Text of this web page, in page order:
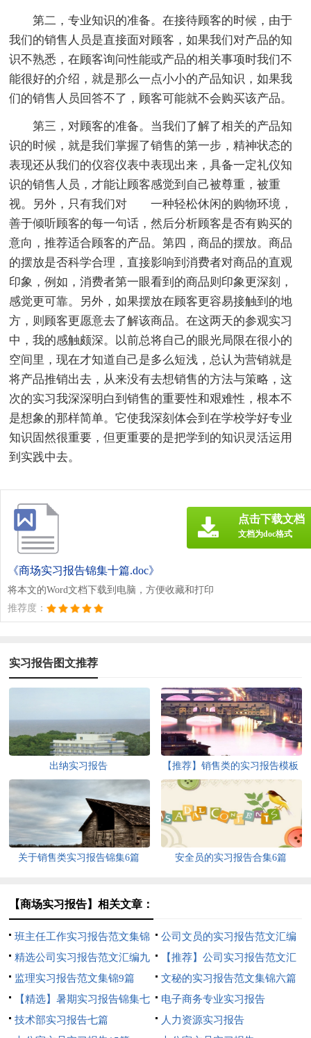
第二，专业知识的准备。在接待顾客的时候，由于
我们的销售人员是直接面对顾客，如果我们对产品的知
识不熟悉，在顾客询问性能或产品的相关事项时我们不
能很好的介绍，就是那么一点小小的产品知识，如果我
们的销售人员回答不了，顾客可能就不会购买该产品。
第三，对顾客的准备。当我们了解了相关的产品知
识的时候，就是我们掌握了销售的第一步，精神状态的
表现还从我们的仪容仪表中表现出来，具备一定礼仪知
识的销售人员，才能让顾客感觉到自己被尊重，被重
视。另外，只有我们对 一种轻松休闲的购物环境，
善于倾听顾客的每一句话，然后分析顾客是否有购买的
意向，推荐适合顾客的产品。第四，商品的摆放。商品
的摆放是否科学合理，直接影响到消费者对商品的直观
印象，例如，消费者第一眼看到的商品则印象更深刻，
感觉更可靠。另外，如果摆放在顾客更容易接触到的地
方，则顾客更愿意去了解该商品。在这两天的参观实习
中，我的感触颇深。以前总将自己的眼光局限在很小的
空间里，现在才知道自己是多么短浅，总认为营销就是
将产品推销出去，从来没有去想销售的方法与策略，这
次的实习我深深明白到销售的重要性和艰难性，根本不
是想象的那样简单。它使我深刻体会到在学校学好专业
知识固然很重要，但更重要的是把学到的知识灵活运用
到实践中去。
《商场实习报告锦集十篇.doc》
将本文的Word文档下载到电脑，方便收藏和打印
推荐度：
点击下载文档
文档为doc格式
实习报告图文推荐
出纳实习报告
【推荐】销售类的实习报告模板
锦集6篇
关于销售类实习报告锦集6篇 安全员的实习报告合集6篇
【商场实习报告】相关文章：
班主任工作实习报告范文集锦
7篇
公司文员的实习报告范文汇编
5篇
精选公司实习报告范文汇编九
篇
【推荐】公司实习报告范文汇
编六篇
监理实习报告范文集锦9篇
文秘的实习报告范文集锦六篇
【精选】暑期实习报告锦集七
篇
电子商务专业实习报告
技术部实习报告七篇
人力资源实习报告